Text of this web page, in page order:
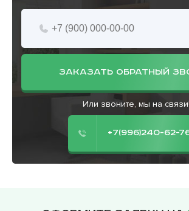
ЗАКАЗАТЬ ОБРАТНЫЙ
Или звоните, мы на связи!
+7(996)240-62-